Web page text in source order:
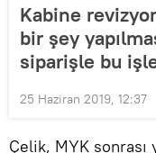
Kabine
bir şey
siparişle bu
25 Haziran 2019, 12:37
Çelik, MYK sonrası